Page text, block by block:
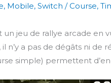
, Mobile, Switch /Course,
un jeu de rallye arcade en
n’y a pas de dégâts ni
simple) permettent